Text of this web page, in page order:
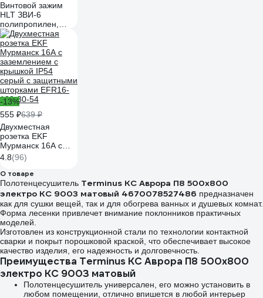
Винтовой зажим
HLT ЗВИ-6
полипропилен,
0.75-4мм², 12пар,
100С, белый, 10 шт
081-10-21
-13%
555 ₽639 ₽
Двухместная
розетка EKF
Мурманск 16А с
заземлением с
крышкой IP54
серый с защитными
шторками EFR16-
129-30-54
4.8(96)
О товаре
Полотенцесушитель Terminus КС Аврора П8 500x800
электро КС 9003 матовый 4670078527486 предназначен
как для сушки вещей, так и для обогрева ванных и душевых комнат.
Форма лесенки привлечет внимание поклонников практичных
моделей.
Изготовлен из конструкционной стали по технологии контактной
сварки и покрыт порошковой краской, что обеспечивает высокое
качество изделия, его надежность и долговечность.
Преимущества Terminus КС Аврора П8 500x800
электро КС 9003 матовый
Полотенцесушитель универсален, его можно установить в
любом помещении, отлично впишется в любой интерьер